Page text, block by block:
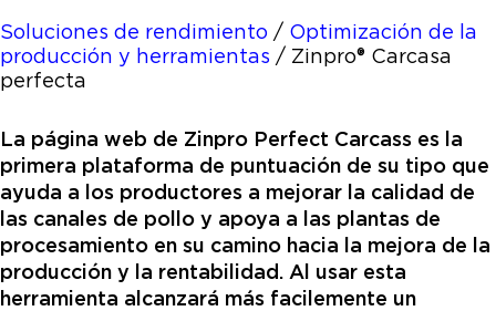
Soluciones de rendimiento / Optimización de la
producción y herramientas / Zinpro® Carcasa
perfecta
La página web de Zinpro Perfect Carcass es la
primera plataforma de puntuación de su tipo que
ayuda a los productores a mejorar la calidad de
las canales de pollo y apoya a las plantas de
procesamiento en su camino hacia la mejora de la
producción y la rentabilidad. Al usar esta
herramienta alcanzará más facilemente un